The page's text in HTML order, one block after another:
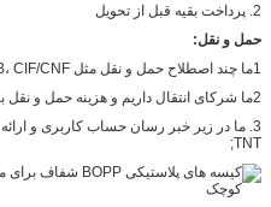
2. پرداخت بقيه قبل از تحویل
حمل و نقل:
1ما چند اصطلاح حمل و نقل مثل ex factory، FOB، CIF/CNF را ارائه می دهیم؛
2ما شرکای انتقال داریم و هزینه حمل و نقل بسیار پایین را فراهم می کنیم
TNT;